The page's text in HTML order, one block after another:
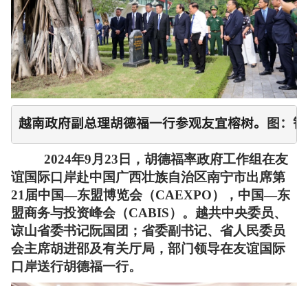
越南政府副总理胡德福一行参观友宜榕树。 图：
2024年9月23日，胡德福率政府工作组在友
谊国际口岸赴中国广西壮族自治区南宁市出席第
21届中国—东盟博览会（CAEXPO），中国—东
盟商务与投资峰会（CABIS）。越共中央委员、
谅山省委书记阮国团；省委副书记、省人民委员
会主席胡进邵及有关厅局，部门领导在友谊国际
口岸送行胡德福一行。